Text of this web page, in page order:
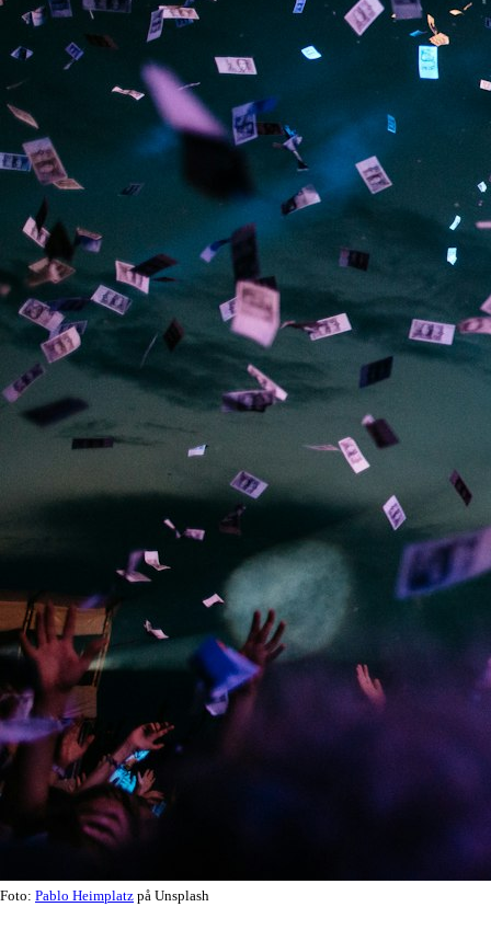
Foto: Pablo Heimplatz på Unsplash